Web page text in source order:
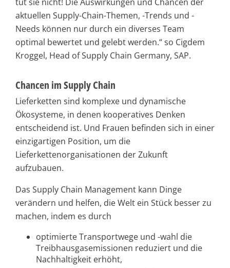
aktuellen Supply-Chain-Themen, -Trends und -
Needs können nur durch ein diverses Team
optimal bewertet und gelebt werden.“ so Cigdem
Kroggel, Head of Supply Chain Germany, SAP.
Chancen im Supply Chain
Lieferketten sind komplexe und dynamische
Ökosysteme, in denen kooperatives Denken
entscheidend ist. Und Frauen befinden sich in einer
einzigartigen Position, um die
Lieferkettenorganisationen der Zukunft
aufzubauen.
Das Supply Chain Management kann Dinge
verändern und helfen, die Welt ein Stück besser zu
machen, indem es durch
optimierte Transportwege und -wahl die
Treibhausgasemissionen reduziert und die
Nachhaltigkeit erhöht,